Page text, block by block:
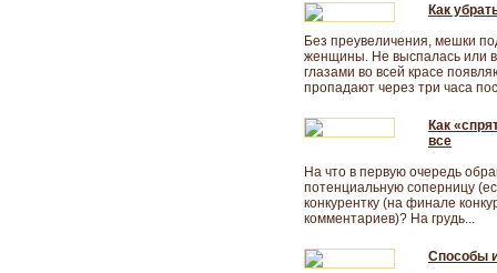
Как
Без преувеличения, мешки
женщины. Не выспалась или
глазами во всей красе
пропадают через три часа
Как
все
На что в первую очередь
потенциальную соперницу
конкурентку (на финале
комментариев)? На грудь...
Способы